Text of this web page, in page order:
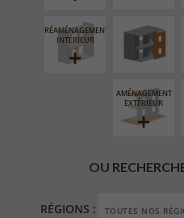
RÉAMÉNAGEMENT
INTÉRIEUR
AMÉNAGEMENT
EXTÉRIEUR
OU
RÉGIONS :